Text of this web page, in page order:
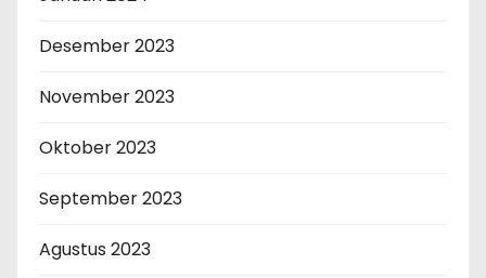
Desember 2023
November 2023
Oktober 2023
September 2023
Agustus 2023